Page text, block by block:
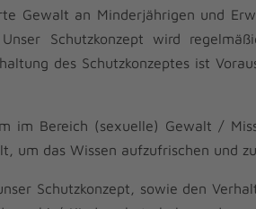
Gewalt an Minderjährigen und
Schutzkonzept wird
des Schutzkonzeptes ist
im Bereich (sexuelle) Gewalt /
um das Wissen aufzufrischen und
Schutzkonzept, sowie den